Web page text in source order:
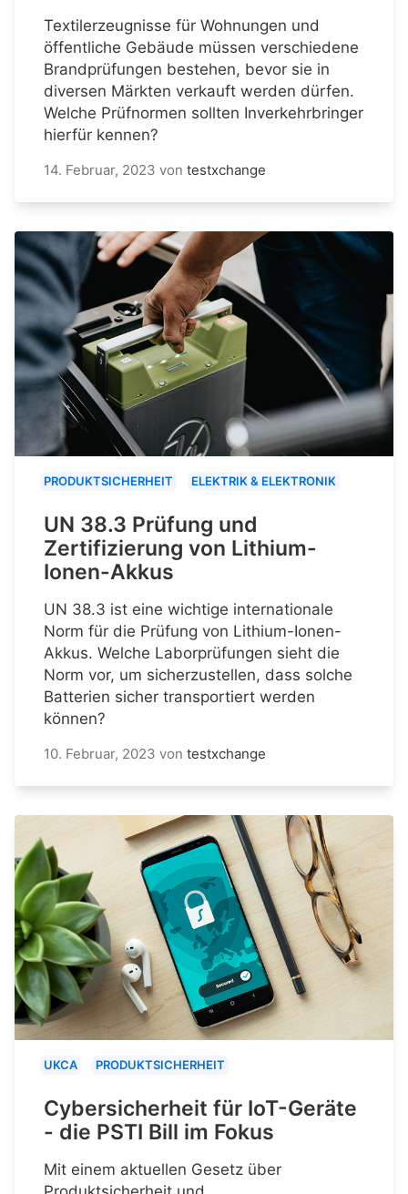
Textilerzeugnisse für Wohnungen und
öffentliche Gebäude müssen verschiedene
Brandprüfungen bestehen, bevor sie in
diversen Märkten verkauft werden dürfen.
Welche Prüfnormen sollten Inverkehrbringer
hierfür kennen?
14. Februar, 2023 von testxchange
PRODUKTSICHERHEIT ELEKTRIK & ELEKTRONIK
UN 38.3 Prüfung und
Zertifizierung von Lithium-
Ionen-Akkus
UN 38.3 ist eine wichtige internationale
Norm für die Prüfung von Lithium-Ionen-
Akkus. Welche Laborprüfungen sieht die
Norm vor, um sicherzustellen, dass solche
Batterien sicher transportiert werden
können?
10. Februar, 2023 von testxchange
UKCA PRODUKTSICHERHEIT
Cybersicherheit für IoT-Geräte
- die PSTI Bill im Fokus
Mit einem aktuellen Gesetz über